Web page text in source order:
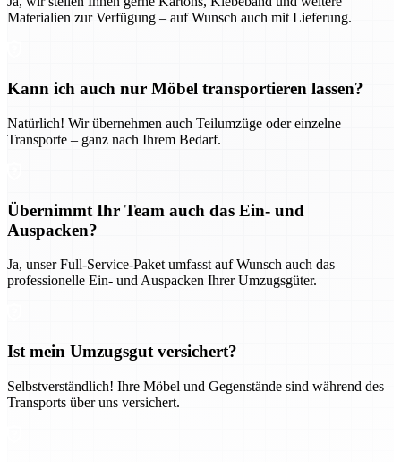
Materialien zur Verfügung – auf Wunsch auch mit Lieferung.
Kann ich auch nur Möbel transportieren lassen?
Natürlich! Wir übernehmen auch Teilumzüge oder einzelne
Transporte – ganz nach Ihrem Bedarf.
Übernimmt Ihr Team auch das Ein- und
Auspacken?
Ja, unser Full-Service-Paket umfasst auf Wunsch auch das
professionelle Ein- und Auspacken Ihrer Umzugsgüter.
Ist mein Umzugsgut versichert?
Selbstverständlich! Ihre Möbel und Gegenstände sind während des
Transports über uns versichert.